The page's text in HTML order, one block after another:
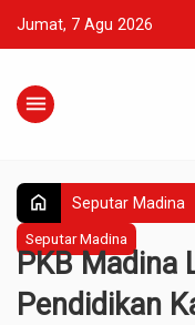
Jumat, 7 Agu 2026
menu
home Seputar Madina
Seputar Madina
PKB Madina
Pendidikan